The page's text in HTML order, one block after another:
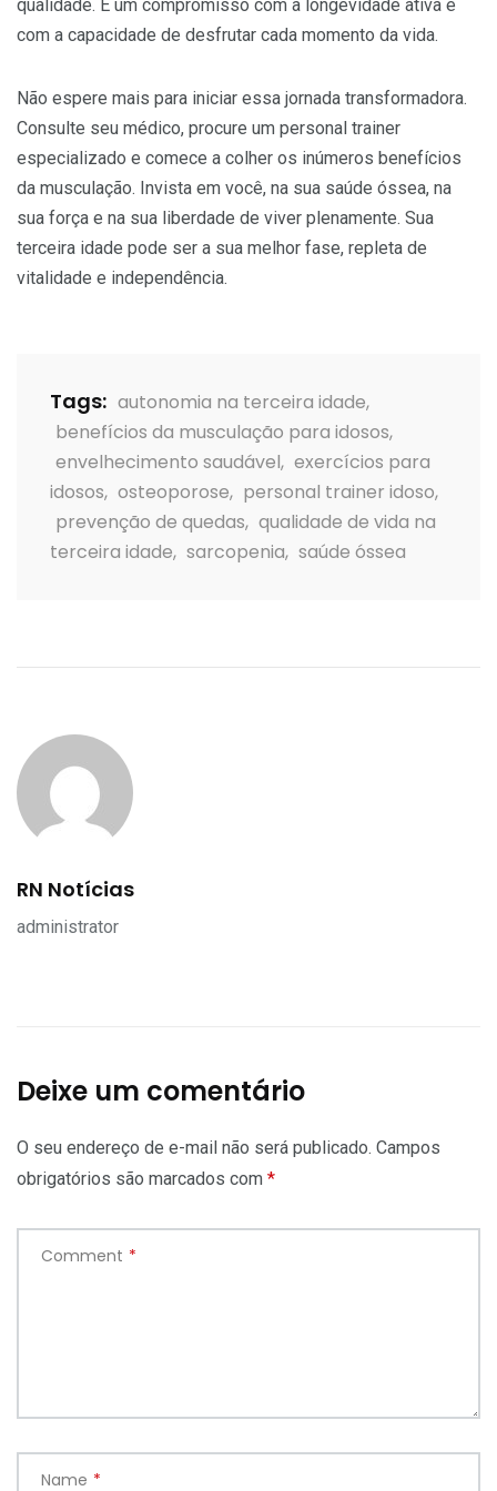
qualidade. É um compromisso com a longevidade ativa e
com a capacidade de desfrutar cada momento da vida.
Não espere mais para iniciar essa jornada transformadora.
Consulte seu médico, procure um personal trainer
especializado e comece a colher os inúmeros benefícios
da musculação. Invista em você, na sua saúde óssea, na
sua força e na sua liberdade de viver plenamente. Sua
terceira idade pode ser a sua melhor fase, repleta de
vitalidade e independência.
Tags: autonomia na terceira idade,
benefícios da musculação para idosos,
envelhecimento saudável, exercícios para
idosos, osteoporose, personal trainer idoso,
prevenção de quedas, qualidade de vida na
terceira idade, sarcopenia, saúde óssea
RN Notícias
administrator
Deixe um comentário
O seu endereço de e-mail não será publicado. Campos
obrigatórios são marcados com *
Comment *
Name *